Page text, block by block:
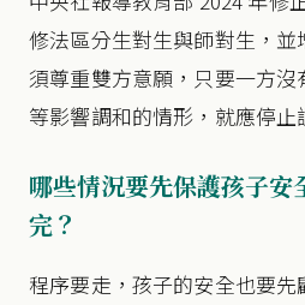
修法區分生對生與師對生，
須尊重雙方意願，只要一方
等影響調和的情形，就應停止
哪些情況要先保護孩子安
完？
程序要走，孩子的安全也要